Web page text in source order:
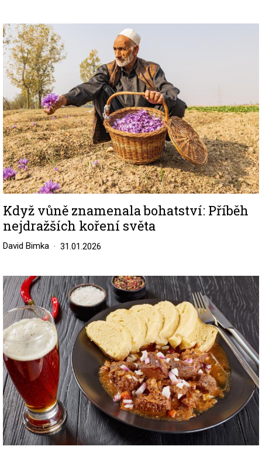
Image
Když vůně znamenala bohatství: Příběh
nejdražších koření světa
David Bimka 31.01.2026
Image